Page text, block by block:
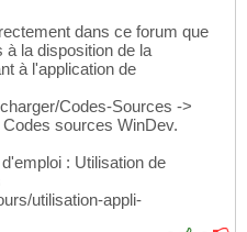
dans ce forum que
la disposition de la
à l'application de
Codes-Sources ->
sources WinDev.
: Utilisation de
utilisation-appli-